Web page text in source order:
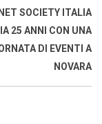
SOCIETY ITALIA
25 ANNI CON UNA
DI EVENTI A
NOVARA